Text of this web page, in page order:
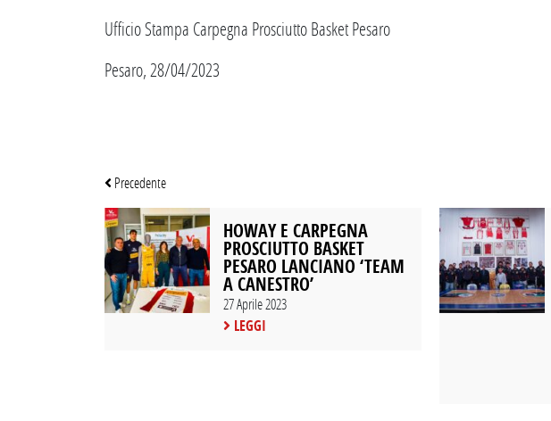
Ufficio Stampa Carpegna Prosciutto Basket Pesaro
Pesaro, 28/04/2023
Precedente
HOWAY E CARPEGNA
PROSCIUTTO BASKET
PESARO LANCIANO ‘TEAM
A CANESTRO’
27 Aprile 2023
LEGGI